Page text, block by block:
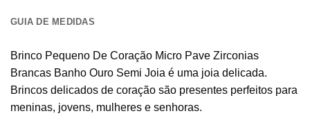
GUIA DE MEDIDAS
Brinco Pequeno De Coração Micro Pave Zirconias
Brancas Banho Ouro Semi Joia é uma joia delicada.
Brincos delicados de coração são presentes perfeitos para
meninas, jovens, mulheres e senhoras.